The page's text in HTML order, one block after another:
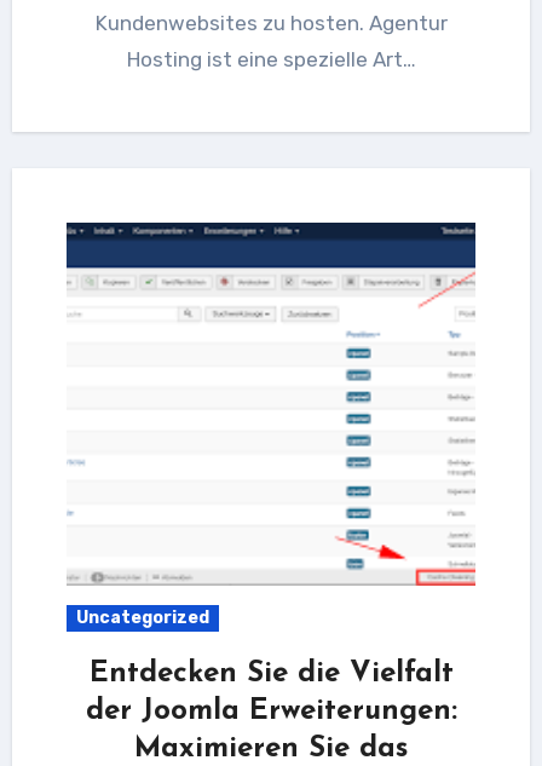
Kundenwebsites zu hosten. Agentur
Hosting ist eine spezielle Art…
Uncategorized
Entdecken Sie die Vielfalt
der Joomla Erweiterungen:
Maximieren Sie das